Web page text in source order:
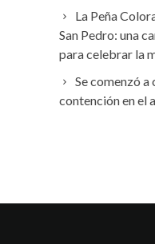
La Peña
San Pedro: una
para celebrar la
Se comenzó
contención en el